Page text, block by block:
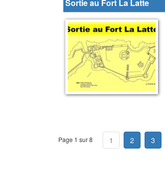
Sortie au Fort La Latte
Page 1 sur 8 1 2 3